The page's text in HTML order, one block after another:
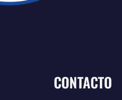
CONTACTO